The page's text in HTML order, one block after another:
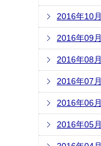
2016年10月
2016年09月
2016年08月
2016年07月
2016年06月
2016年05月